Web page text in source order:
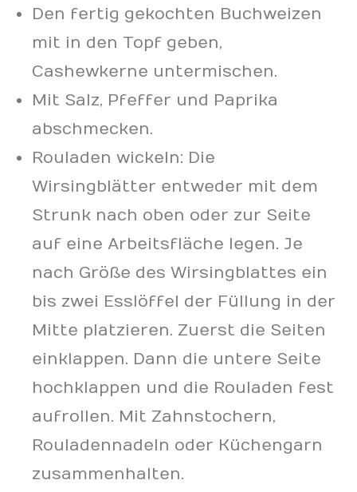
Den fertig gekochten Buchweizen
mit in den Topf geben,
Cashewkerne untermischen.
Mit Salz, Pfeffer und Paprika
abschmecken.
Rouladen wickeln: Die
Wirsingblätter entweder mit dem
Strunk nach oben oder zur Seite
auf eine Arbeitsfläche legen. Je
nach Größe des Wirsingblattes ein
bis zwei Esslöffel der Füllung in der
Mitte platzieren. Zuerst die Seiten
einklappen. Dann die untere Seite
hochklappen und die Rouladen fest
aufrollen. Mit Zahnstochern,
Rouladennadeln oder Küchengarn
zusammenhalten.